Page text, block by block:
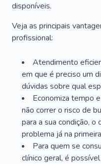
disponíveis.
Veja as principais
profissional:
Atendimento
em que é preciso um
dúvidas sobre qual
Economiza tempo
não correr o risco de
para a sua condição, o
problema já na
Para quem se
clínico geral, é